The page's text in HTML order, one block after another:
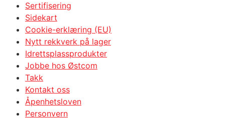
Sertifisering
Sidekart
Cookie-erklæring (EU)
Nytt rekkverk på lager
Idrettsplassprodukter
Jobbe hos Østcom
Takk
Kontakt oss
Åpenhetsloven
Personvern